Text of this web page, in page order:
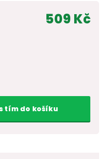
509 Kč
tímdo košíku